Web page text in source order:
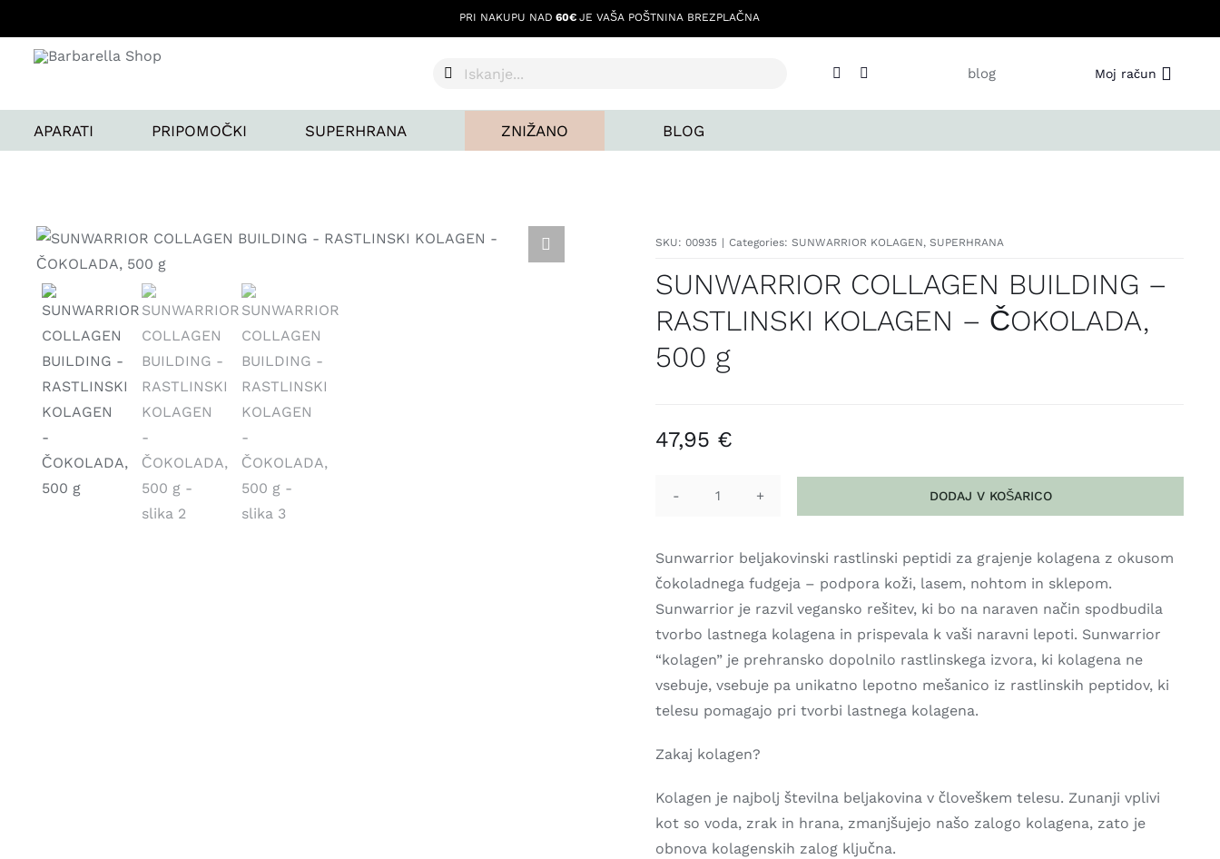
to
content
PRI NAKUPU NAD 60€JE VAŠA POŠTNINA BREZPLAČNA
Search
blog Moj račun
APARATI PRIPOMOČKI SUPERHRANA ZNIŽANO BLOG
SKU:00935 | Categories:SUNWARRIOR KOLAGEN,SUPERHRANA
SUNWARRIOR COLLAGEN BUILDING –
RASTLINSKI KOLAGEN – ČOKOLADA,
500 g
47,95 €
BUILDING
-
RASTLINSKI
KOLAGEN
ČOKOLADA,
500
g
DODAJ V KOŠARICO
Sunwarrior beljakovinski rastlinski peptidi za grajenje kolagena z okusom
čokoladnega fudgeja – podpora koži, lasem, nohtom in sklepom.
Sunwarrior je razvil vegansko rešitev, ki bo na naraven način spodbudila
tvorbo lastnega kolagena in prispevala k vaši naravni lepoti. Sunwarrior
“kolagen” je prehransko dopolnilo rastlinskega izvora, ki kolagena ne
vsebuje, vsebuje pa unikatno lepotno mešanico iz rastlinskih peptidov, ki
telesu pomagajo pri tvorbi lastnega kolagena.
Zakaj kolagen?
Kolagen je najbolj številna beljakovina v človeškem telesu. Zunanji vplivi
kot so voda, zrak in hrana, zmanjšujejo našo zalogo kolagena, zato je
obnova kolagenskih zalog ključna.